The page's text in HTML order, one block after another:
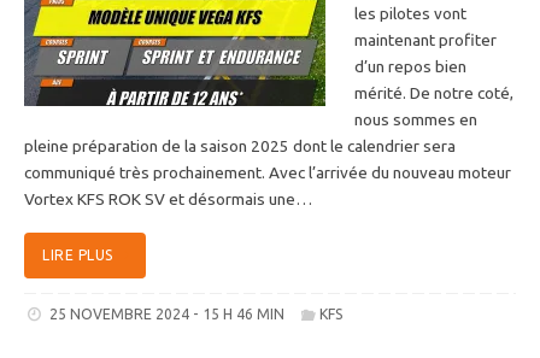
les pilotes vont
maintenant profiter
d’un repos bien
mérité. De notre coté,
nous sommes en
pleine préparation de la saison 2025 dont le calendrier sera
communiqué très prochainement. Avec l’arrivée du nouveau moteur
Vortex KFS ROK SV et désormais une…
LIRE PLUS
25 NOVEMBRE 2024 - 15 H 46 MIN KFS